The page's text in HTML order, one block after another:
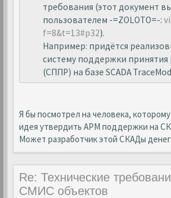
требования (этот документ
пользователем -=ZOLOTO=-:
f=8&t=13#p32).
Например: придётся
систему поддержки
(СППР) на базе SCADA
Я бы посмотрел на человека,
идея утвердить АРМ поддержки на
Может разработчик этой СКАДы
Re: Технические
СМИС объектов